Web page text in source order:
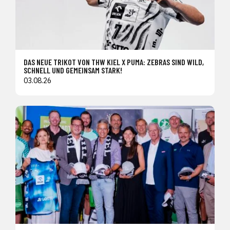
DAS NEUE TRIKOT VON THW KIEL X PUMA: ZEBRAS SIND WILD,
SCHNELL UND GEMEINSAM STARK!
03.08.26